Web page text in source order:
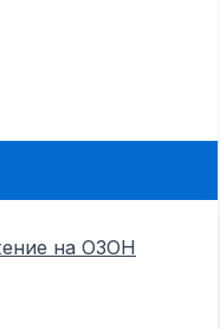
на ОЗОН